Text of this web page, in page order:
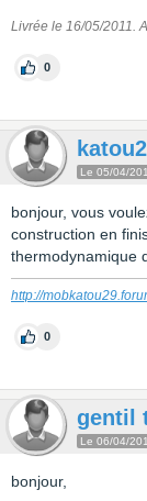
Livrée le 16/05/2011.
0
Le 05/04/
bonjour, vous
construction en
thermodynamique
http://
0
gentil
Le 06/04/
bonjour,